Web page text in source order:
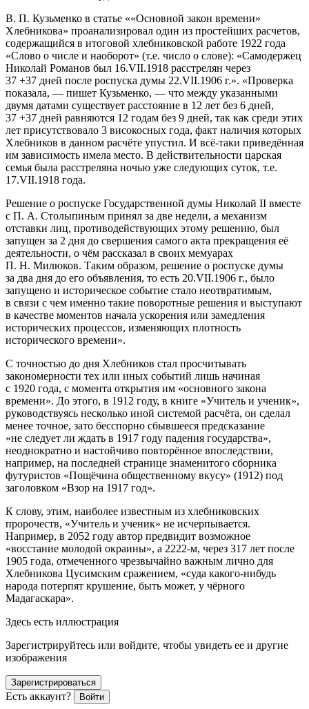
В. П. Кузьменко в статье ««Основной закон времени»
Хлебникова» проанализировал один из простейших расчетов,
содержащийся в итоговой хлебниковской работе 1922 года
«Слово о числе и наоборот» (т.е. число о слове): «Самодержец
Николай Романов был 16.VII.1918 расстрелян через
37 +37 дней после роспуска думы 22.VII.1906 г.». «Проверка
показала, — пишет Кузьменко, — что между указанными
двумя датами существует расстояние в 12 лет без 6 дней,
37 +37 дней равняются 12 годам без 9 дней, так как среди этих
лет присутствовало 3 високосных года, факт наличия которых
Хлебников в данном расчёте упустил. И всё-таки приведённая
им зависимость имела место. В действительности царская
семья была расстреляна ночью уже следующих суток, т.е.
17.VII.1918 года.
Решение о роспуске Государственной думы Николай II вместе
с П. А. Столыпиным принял за две недели, а механизм
отставки лиц, противодействующих этому решению, был
запущен за 2 дня до свершения самого акта прекращения её
деятельности, о чём рассказал в своих мемуарах
П. Н. Милюков. Таким образом, решение о роспуске думы
за два дня до его объявления, то есть 20.VII.1906 г., было
запущено и историческое событие стало неотвратимым,
в связи с чем именно такие поворотные решения и выступают
в качестве моментов начала ускорения или замедления
исторических процессов, изменяющих плотность
исторического времени».
С точностью до дня Хлебников стал просчитывать
закономерности тех или иных событий лишь начиная
с 1920 года, с момента открытия им «основного закона
времени». До этого, в 1912 году, в книге «Учитель и ученик»,
руководствуясь несколько иной системой расчёта, он сделал
менее точное, зато бесспорно сбывшееся предсказание
«не следует ли ждать в 1917 году падения государства»,
неоднократно и настойчиво повторённое впоследствии,
например, на последней странице знаменитого сборника
футуристов «Пощёчина общественному вкусу» (1912) под
заголовком «Взор на 1917 год».
К слову, этим, наиболее известным из хлебниковских
пророчеств, «Учитель и ученик» не исчерпывается.
Например, в 2052 году автор предвидит возможное
«восстание молодой окраины», а 2222-м, через 317 лет после
1905 года, отмеченного чрезвычайно важным лично для
Хлебникова Цусимским сражением, «суда какого-нибудь
народа потерпят крушение, быть может, у чёрного
Мадагаскара».
Здесь есть иллюстрация
Зарегистрируйтесь или войдите, чтобы увидеть ее и другие
изображения
Зарегистрироваться
Есть аккаунт? Войти